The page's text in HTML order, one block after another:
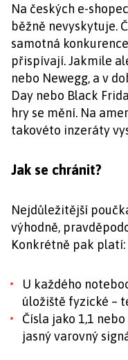
Na českých e-
běžně nevyskytuje.
samotná
přispívají. Jakmile
nebo Newegg, a v
Day nebo Black
hry se mění. Na
takovéto inzeráty
Jak se chránit?
Nejdůležitější
výhodně,
Konkrétně pak platí:
U každého
úložiště fyzické –
Čísla jako 1,1
jasný varovný